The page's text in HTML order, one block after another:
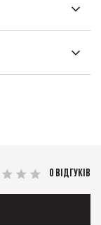
0 ВІДГУКІВ